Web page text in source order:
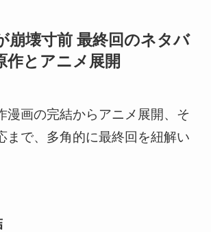
崩壊寸前 最終回のネタバ
作とアニメ展開
漫画の完結からアニメ展開、そ
まで、多角的に最終回を紐解い